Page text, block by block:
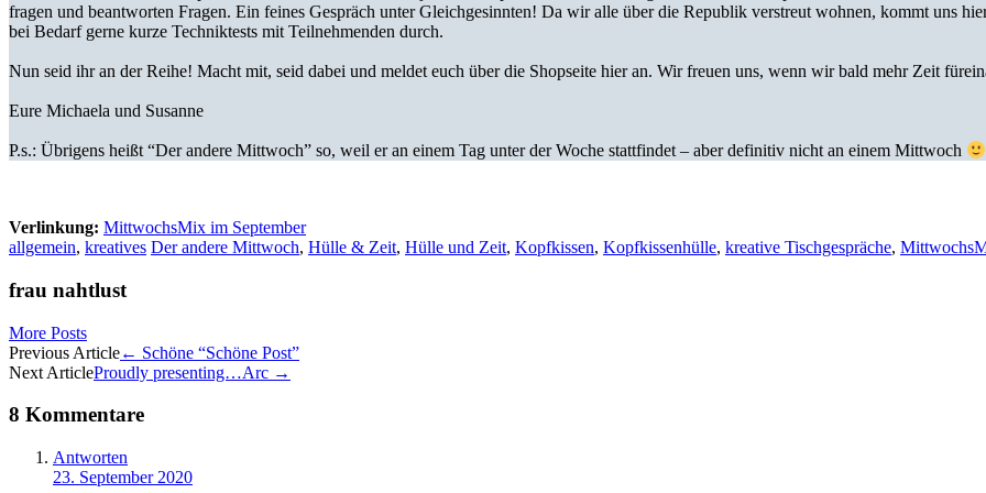
fragen und beantworten Fragen. Ein feines Gespräch unter Gleichgesinnten! Da wir alle über die Republik verstreut wohnen, kommt uns
bei Bedarf gerne kurze Techniktests mit Teilnehmenden durch.
Nun seid ihr an der Reihe! Macht mit, seid dabei und meldet euch über die Shopseite hier an. Wir freuen uns, wenn wir bald mehr Zeit
Eure Michaela und Susanne
P.s.: Übrigens heißt “Der andere Mittwoch” so, weil er an einem Tag unter der Woche stattfindet – aber definitiv nicht an einem Mittwoch
Verlinkung: MittwochsMix im September
allgemein, kreatives Der andere Mittwoch, Hülle & Zeit, Hülle und Zeit, Kopfkissen, Kopfkissenhülle, kreative Tischgespräche,
frau nahtlust
More Posts
Artikel-
Navigation
Previous Article← Schöne “Schöne Post”
Next ArticleProudly presenting…Arc →
8 Kommentare
Antworten
23. September 2020